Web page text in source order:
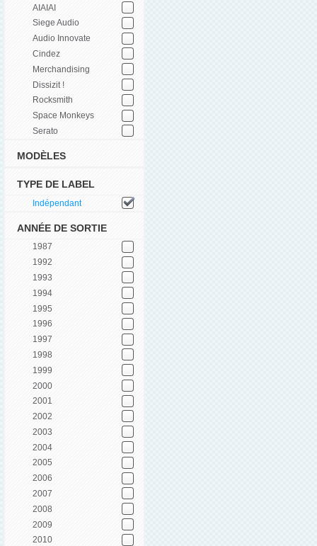
AIAIAI
Siege Audio
Audio Innovate
Cindez
Merchandising
Dissizit !
Rocksmith
Space Monkeys
Serato
MODÈLES
TYPE DE LABEL
Indépendant
ANNÉE DE SORTIE
1987
1992
1993
1994
1995
1996
1997
1998
1999
2000
2001
2002
2003
2004
2005
2006
2007
2008
2009
2010